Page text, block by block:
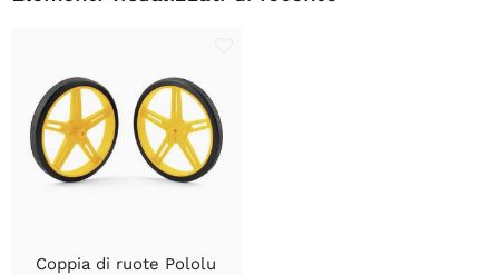
Coppia di ruote Pololu